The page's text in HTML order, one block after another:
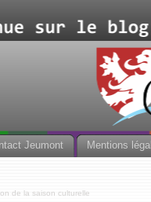
Jeumont Mentions
de la saison culturelle